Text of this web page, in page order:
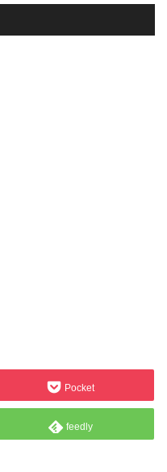
Pocket
feedly